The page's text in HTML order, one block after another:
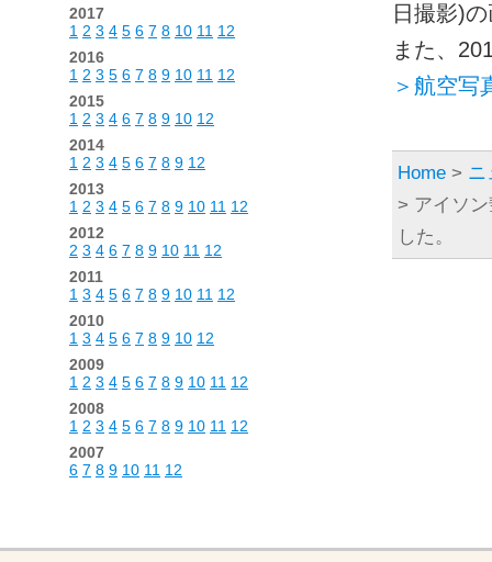
日撮影)
また、
＞航空写
Home > ニ
> アイソ
した。
2017
1 2 3 4 5 6 7 8 10 11 12
2016
1 2 3 5 6 7 8 9 10 11 12
2015
1 2 3 4 6 7 8 9 10 12
2014
1 2 3 4 5 6 7 8 9 12
2013
1 2 3 4 5 6 7 8 9 10 11 12
2012
2 3 4 6 7 8 9 10 11 12
2011
1 3 4 5 6 7 8 9 10 11 12
2010
1 3 4 5 6 7 8 9 10 12
2009
1 2 3 4 5 6 7 8 9 10 11 12
2008
1 2 3 4 5 6 7 8 9 10 11 12
2007
6 7 8 9 10 11 12